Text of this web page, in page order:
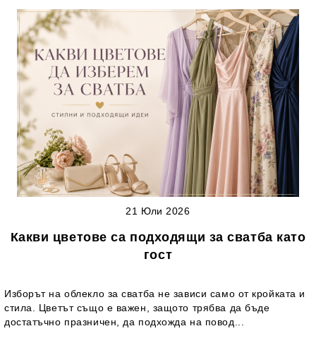
Какви цветове са подходящи за сватба като
гост
21 Юли 2026
Изборът на облекло за сватба не зависи само от кройката и
стила. Цветът също е важен, защото трябва да бъде
достатъчно празничен, да подхожда на повод...